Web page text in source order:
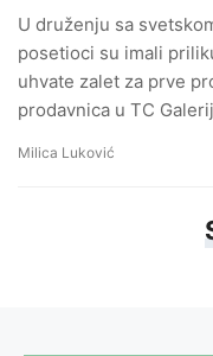
U druženju sa
posetioci su imali
uhvate zalet za prve
prodavnica u TC
Milica Luković